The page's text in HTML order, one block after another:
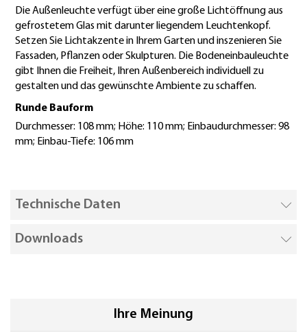
Die Außenleuchte verfügt über eine große Lichtöffnung aus
gefrostetem Glas mit darunter liegendem Leuchtenkopf.
Setzen Sie Lichtakzente in Ihrem Garten und inszenieren Sie
Fassaden, Pflanzen oder Skulpturen. Die Bodeneinbauleuchte
gibt Ihnen die Freiheit, Ihren Außenbereich individuell zu
gestalten und das gewünschte Ambiente zu schaffen.
Runde Bauform
Durchmesser: 108 mm; Höhe: 110 mm; Einbaudurchmesser: 98
mm; Einbau-Tiefe: 106 mm
Technische Daten
Downloads
Ihre Meinung